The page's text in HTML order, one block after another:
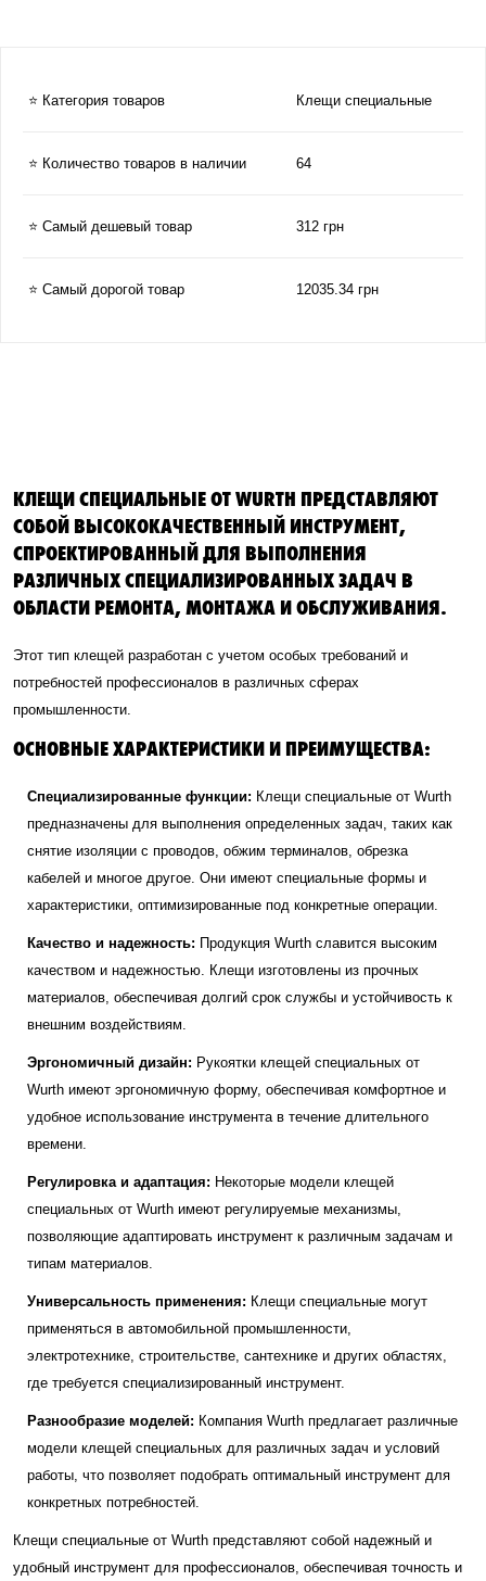
⭐ Категория товаров Клещи специальные
⭐ Количество товаров в наличии 64
⭐ Самый дешевый товар 312 грн
⭐ Самый дорогой товар 12035.34 грн
КЛЕЩИ СПЕЦИАЛЬНЫЕ ОТ WURTH ПРЕДСТАВЛЯЮТ
СОБОЙ ВЫСОКОКАЧЕСТВЕННЫЙ ИНСТРУМЕНТ,
СПРОЕКТИРОВАННЫЙ ДЛЯ ВЫПОЛНЕНИЯ
РАЗЛИЧНЫХ СПЕЦИАЛИЗИРОВАННЫХ ЗАДАЧ В
ОБЛАСТИ РЕМОНТА, МОНТАЖА И ОБСЛУЖИВАНИЯ.
Этот тип клещей разработан с учетом особых требований и
потребностей профессионалов в различных сферах
промышленности.
ОСНОВНЫЕ ХАРАКТЕРИСТИКИ И ПРЕИМУЩЕСТВА:
Специализированные функции: Клещи специальные от Wurth
предназначены для выполнения определенных задач, таких как
снятие изоляции с проводов, обжим терминалов, обрезка
кабелей и многое другое. Они имеют специальные формы и
характеристики, оптимизированные под конкретные операции.
Качество и надежность: Продукция Wurth славится высоким
качеством и надежностью. Клещи изготовлены из прочных
материалов, обеспечивая долгий срок службы и устойчивость к
внешним воздействиям.
Эргономичный дизайн: Рукоятки клещей специальных от
Wurth имеют эргономичную форму, обеспечивая комфортное и
удобное использование инструмента в течение длительного
времени.
Регулировка и адаптация: Некоторые модели клещей
специальных от Wurth имеют регулируемые механизмы,
позволяющие адаптировать инструмент к различным задачам и
типам материалов.
Универсальность применения: Клещи специальные могут
применяться в автомобильной промышленности,
электротехнике, строительстве, сантехнике и других областях,
где требуется специализированный инструмент.
Разнообразие моделей: Компания Wurth предлагает различные
модели клещей специальных для различных задач и условий
работы, что позволяет подобрать оптимальный инструмент для
конкретных потребностей.
Клещи специальные от Wurth представляют собой надежный и
удобный инструмент для профессионалов, обеспечивая точность и